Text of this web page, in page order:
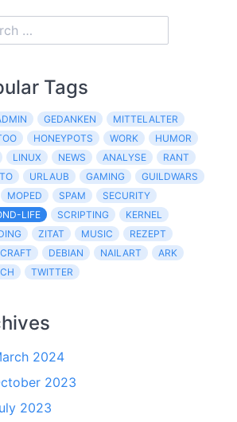
Tags
GEDANKEN
MITTELALTER
HONEYPOTS WORK
HUMOR
LINUX NEWS ANALYSE
RANT
URLAUB GAMING
GUILDWARS
MOPED SPAM
SECURITY
LIFE
SCRIPTING
KERNEL
ZITAT MUSIC
REZEPT
DEBIAN NAILART
ARK
TWITTER
2024
2023
2023